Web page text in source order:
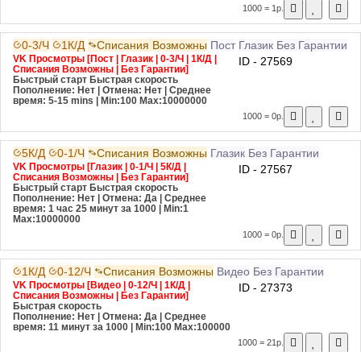
1000 = 1р.
0-3/Ч 1К/Д Списания Возможны Пост Глазик Без Гарантии
VK Просмотры [Пост | Глазик | 0-3/Ч | 1К/Д |
Списания Возможны | Без Гарантии]
Быстрый старт Быстрая скорость
Пополнение: Нет | Отмена: Нет | Среднее
время: 5-15 mins
| Min:100 Max:10000000
ID - 27569
1000 = 0р.
5К/Д 0-1/Ч Списания Возможны Глазик Без Гарантии
VK Просмотры [Глазик | 0-1/Ч | 5К/Д |
Списания Возможны | Без Гарантии]
Быстрый старт Быстрая скорость
Пополнение: Нет | Отмена: Да | Среднее
время: 1 час 25 минут за 1000
| Min:1
Max:10000000
ID - 27567
1000 = 0р.
1К/Д 0-12/Ч Списания Возможны Видео Без Гарантии
VK Просмотры [Видео | 0-12/Ч | 1К/Д |
Списания Возможны | Без Гарантии]
Быстрая скорость
Пополнение: Нет | Отмена: Да | Среднее
время: 11 минут за 1000
| Min:100 Max:100000
ID - 27373
1000 = 21р.